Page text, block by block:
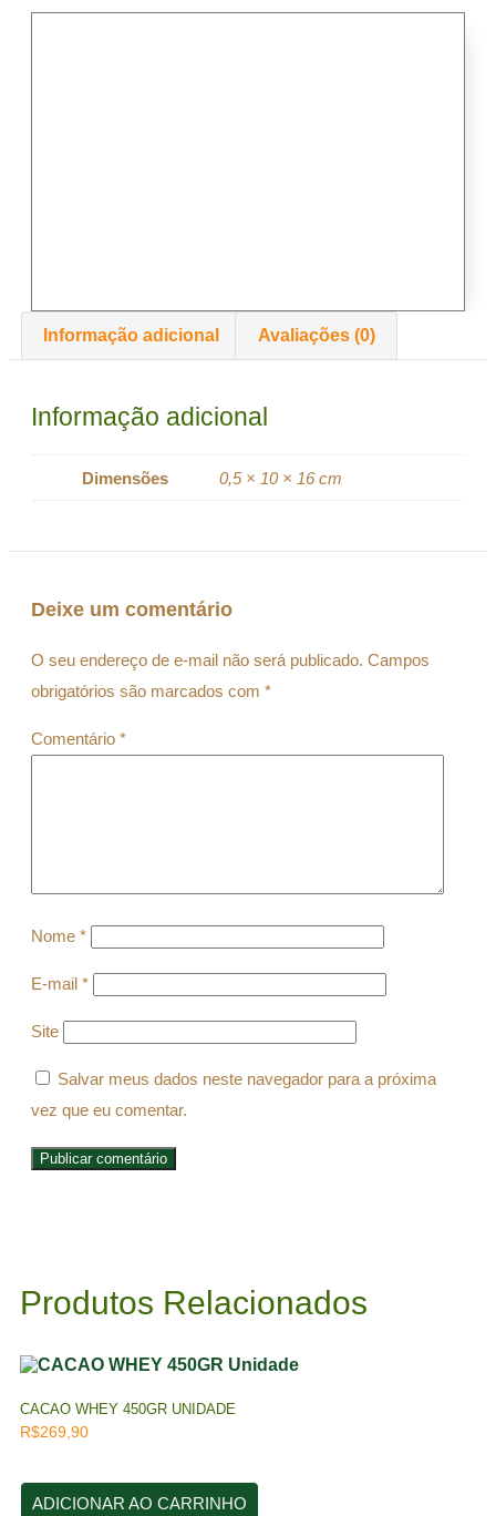
Informação adicional Avaliações (0)
Informação adicional
Dimensões 0,5 × 10 × 16 cm
Deixe um comentário
O seu endereço de e-mail não será publicado. Campos
obrigatórios são marcados com *
Comentário *
Nome *
E-mail *
Site
Salvar meus dados neste navegador para a próxima
vez que eu comentar.
Produtos Relacionados
CACAO WHEY 450GR UNIDADE
R$269,90
ADICIONAR AO CARRINHO